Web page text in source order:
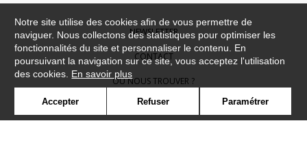
NEWSLETTER
CONTACT
OÙ NOUS TROUVER ?
CONTRACT
Notre site utilise des cookies afin de vous permettre de
naviguer. Nous collectons des statistiques pour optimiser les
fonctionnalités du site et personnaliser le contenu. En
poursuivant la navigation sur ce site, vous acceptez l'utilisation
des cookies. En savoir plus
Accepter Refuser Paramétrer